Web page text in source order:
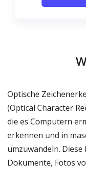
Optische
(Optical Character
die es Computern
erkennen und in
umzuwandeln.
Dokumente, Fotos